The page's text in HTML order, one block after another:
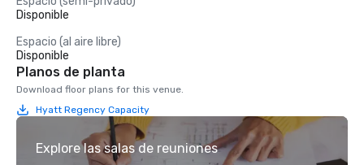
Disponible
Espacio (al aire libre)
Disponible
Planos de planta
Download floor plans for this venue.
Hyatt Regency Capacity
Explore las salas de reuniones